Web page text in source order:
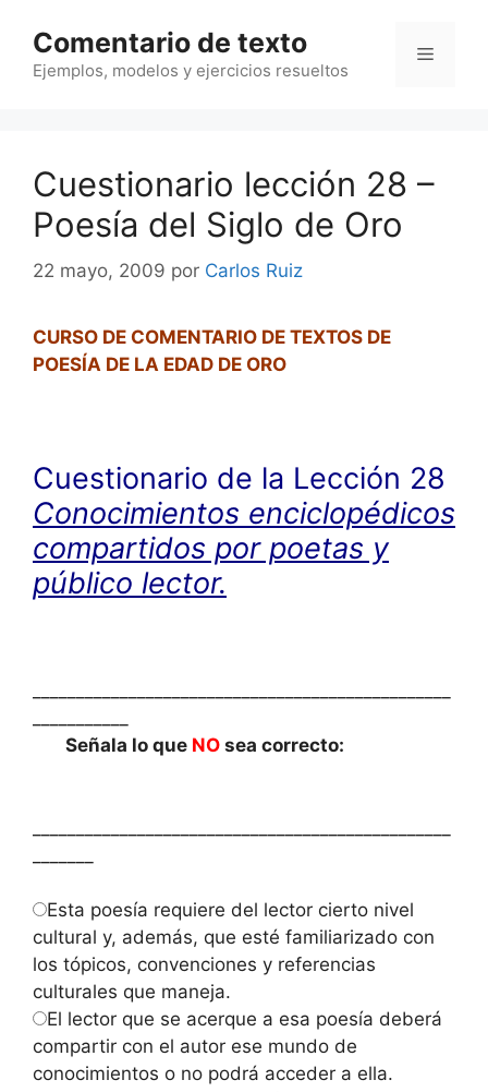
contenido
Comentario de texto
Ejemplos, modelos y ejercicios resueltos
Menú
Cuestionario lección 28 –
Poesía del Siglo de Oro
22 mayo, 2009 por Carlos Ruiz
CURSO DE COMENTARIO DE TEXTOS DE
POESÍA DE LA EDAD DE ORO
Cuestionario de la Lección 28
Conocimientos enciclopédicos
compartidos por poetas y
público lector.
Señala lo que NO sea correcto:
Esta poesía requiere del lector cierto nivel
cultural y, además, que esté familiarizado con
los tópicos, convenciones y referencias
culturales que maneja.
El lector que se acerque a esa poesía deberá
compartir con el autor ese mundo de
conocimientos o no podrá acceder a ella.